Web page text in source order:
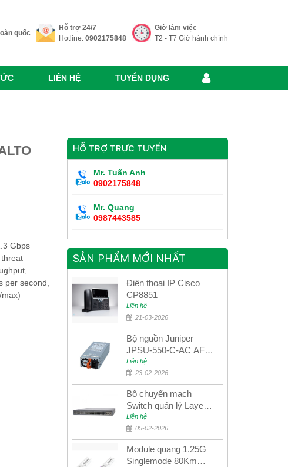
quốc
Hỗ trợ 24/7
Hotline: 0902175848
Giờ làm việc
T2 - T7 Giờ hành chính
LIÊN HỆ TUYỂN DỤNG
Gbps
per second,
HỖ TRỢ TRỰC TUYẾN
Mr. Tuấn Anh
0902175848
Mr. Quang
0987443585
SẢN PHẨM MỚI NHẤT
Điện thoại IP Cisco
CP8851
Liên hệ
21-03-2026
Bộ nguồn Juniper
JPSU-550-C-AC AFO
nguồn AC công suất
550W dùng cho dòng
switch Juniper
Networks EX4400
Liên hệ
23-02-2026
Bộ chuyển mạch
Switch quản lý Layer 3
Juniper QFX5100-48S
Liên hệ
05-02-2026
Module quang 1.25G
Singlemode 80Km